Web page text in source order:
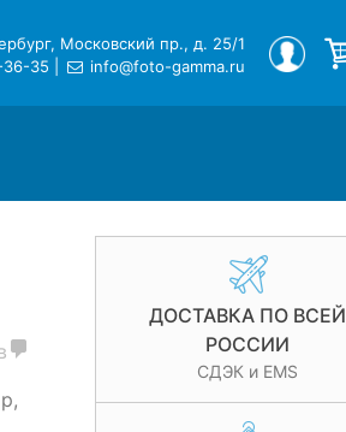
Московский пр., д. 25/1
36-35
info@foto-gamma.ru
МОЙ ПРОФИЛЬ
ДОСТАВКА ПО ВСЕЙ
РОССИИ
СДЭК и EMS